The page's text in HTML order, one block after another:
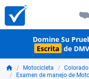
Domine Su
Escrita de DMV
Motocicleta
Colorado
Examen de manejo de